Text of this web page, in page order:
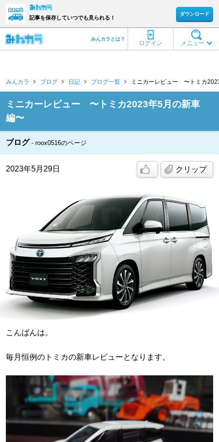
記事を保存していつでも見られる！
ダウンロード
メニュー
ログイン
みんカラとは？
みんカラ ブログ 日記 ブログ一覧 ミニカーレビュー 〜トミカ
ミニカーレビュー 〜トミカ2023年5月の新車
編〜
ブログ roox0516のページ
2023年5月29日 クリップ
こんばんは。
毎月恒例のトミカの新車レビューとなります。